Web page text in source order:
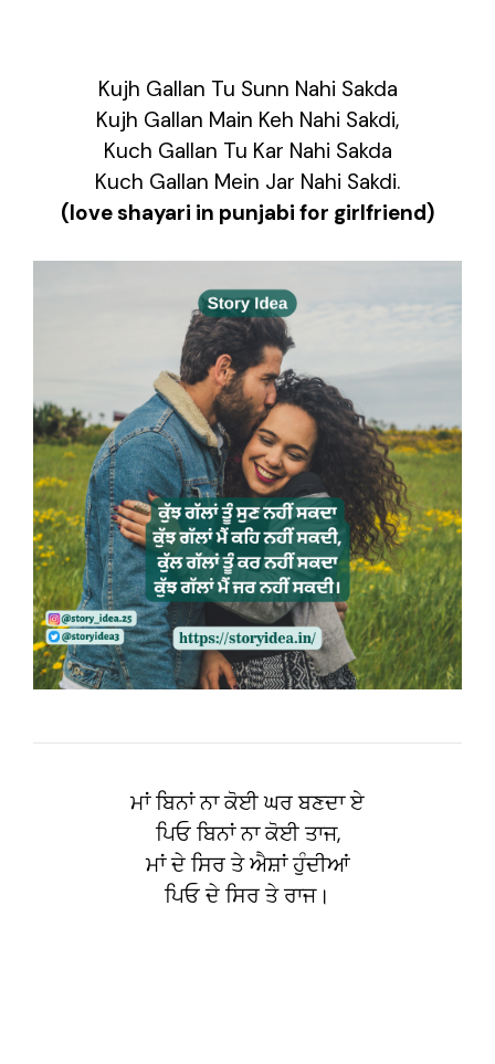
Kujh Gallan Tu Sunn Nahi Sakda
Kujh Gallan Main Keh Nahi Sakdi,
Kuch Gallan Tu Kar Nahi Sakda
Kuch Gallan Mein Jar Nahi Sakdi.
(love shayari in punjabi for girlfriend)
ਮਾਂ ਬਿਨਾਂ ਨਾ ਕੋਈ ਘਰ ਬਣਦਾ ਏ
ਪਿਓ ਬਿਨਾਂ ਨਾ ਕੋਈ ਤਾਜ,
ਮਾਂ ਦੇ ਸਿਰ ਤੇ ਐਸ਼ਾਂ ਹੁੰਦੀਆਂ
ਪਿਓ ਦੇ ਸਿਰ ਤੇ ਰਾਜ।